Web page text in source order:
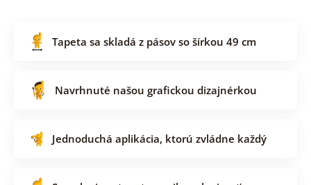
Tapeta sa skladá z pásov so šírkou 49 cm
Navrhnuté našou grafickou dizajnérkou
Jednoduchá aplikácia, ktorú zvládne každý